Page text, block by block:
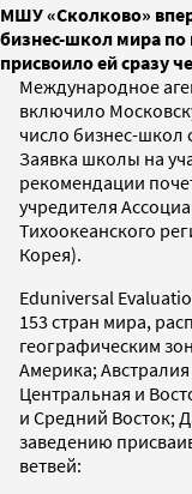
МШУ «Сколково»
бизнес-школ мира по
присвоило ей сразу
Международное
включило
число бизнес-
Заявка школы на
рекомендации
учредителя
Тихоокеанского
Корея).
Eduniversal
153 стран мира,
географическим
Америка;
Центральная и
и Средний Восток;
заведению
ветвей: